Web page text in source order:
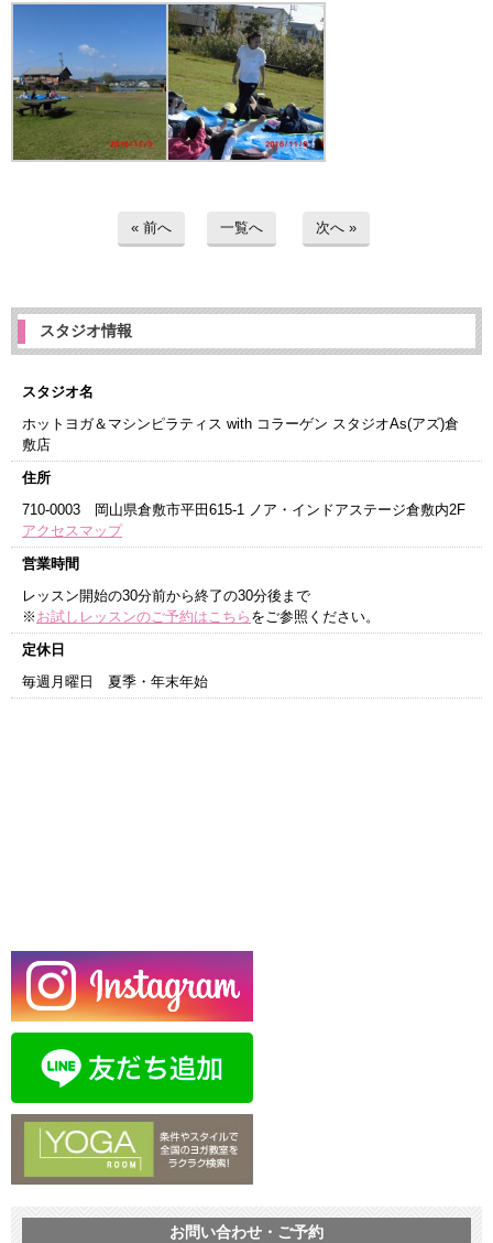
« 前へ 一覧へ 次へ »
スタジオ情報
スタジオ名
ホットヨガ＆マシンピラティス with コラーゲン スタジオAs(アズ)倉
敷店
住所
710-0003 岡山県倉敷市平田615-1 ノア・インドアステージ倉敷内2F
アクセスマップ
営業時間
レッスン開始の30分前から終了の30分後まで
※ お試しレッスンのご予約はこちら をご参照ください。
定休日
毎週月曜日 夏季・年末年始
お問い合わせ・ご予約